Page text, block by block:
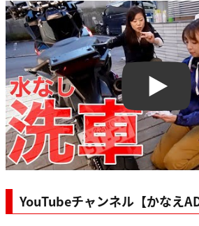
Play
YouTubeチャンネル【かなえ